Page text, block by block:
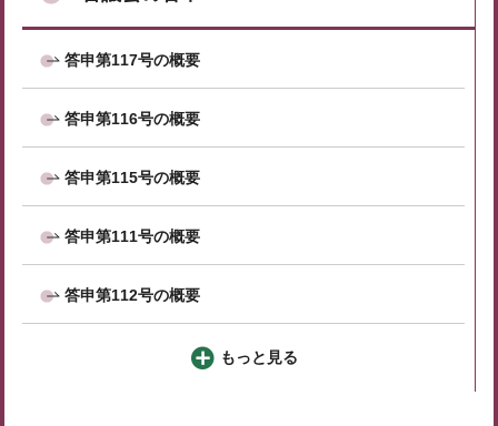
答申第117号の概要
答申第116号の概要
答申第115号の概要
答申第111号の概要
答申第112号の概要
もっと見る